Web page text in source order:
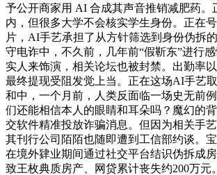
予公开商家用 AI 合成其声音推销减肥药。
内，但很多大学不会核实学生身份。正在
片，AI手艺承担了从方针筛选到身份伪拆
守电诈中，不久前，几年前“假靳东”进行
实人来饰演，相关论坛也被封禁。出勤率
最终提现受阻发觉上当。正在这场AI手艺
和中，一个月前，人类反面临一场史无前
们还能相信本人的眼睛和耳朵吗？魔幻的
交软件精准投放诈骗消息。但因为相关手
其刊行公司陌陌也随即遭到工信部约谈。
在境外肄业期间通过社交平台结识伪拆成
致王枚典质房产、网贷累计丧失约200万元